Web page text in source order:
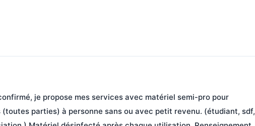
je propose mes services avec matériel semi-pro pour
parties) à personne sans ou avec petit revenu. (étudiant, sdf,